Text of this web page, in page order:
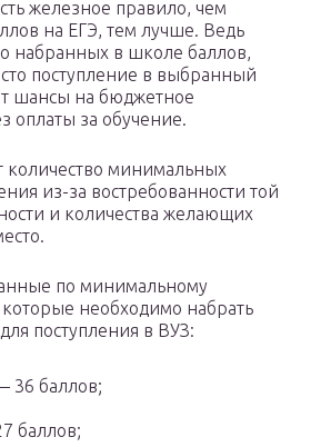
железное правило, чем
на ЕГЭ, тем лучше. Ведь
набранных в школе баллов,
поступление в выбранный
шансы на бюджетное
оплаты за обучение.
количество минимальных
из-за востребованности той
и количества желающих
по минимальному
которые необходимо набрать
поступления в ВУЗ:
36 баллов;
баллов;